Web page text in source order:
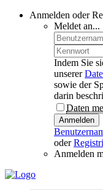
Anmelden oder
Meldet an...
Indem Sie
unserer
sowie der
darin
Daten
Anmelden
oder
Anmelden